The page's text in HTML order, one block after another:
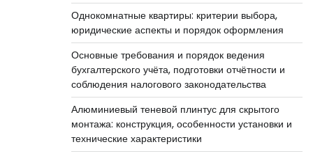
Однокомнатные квартиры: критерии выбора,
юридические аспекты и порядок оформления
Основные требования и порядок ведения
бухгалтерского учёта, подготовки отчётности и
соблюдения налогового законодательства
Алюминиевый теневой плинтус для скрытого
монтажа: конструкция, особенности установки и
технические характеристики